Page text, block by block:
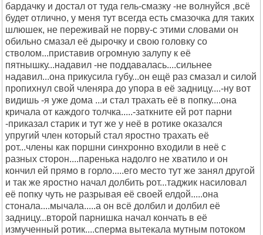
бардачку и достал от туда гель-смазку -не волнуйся ,всё
будет отлично, у меня тут всегда есть смазочка для таких
шлюшек, не переживай не порву-с этими словами он
обильно смазал её дырочку и свою головку со
стволом...приставив огромную залупу к её
пятнышку...надавил -не поддавалась....сильнее
надавил...она прикусила губу...он ещё раз смазал и силой
пропихнул свой членяра до упора в её задницу....-ну вот
видишь -я уже дома ...и стал трахать её в попку....она
кричала от каждого толчка.....-заткните ей рот парни
-приказал старик и тут же у неё в ротике оказался
упругий член который стал яростно трахать её
рот...члены как поршни синхронно входили в неё с
разных сторон....паренька надолго не хватило и он
кончил ей прямо в горло.....его место тут же занял другой
и так же яростно начал долбить рот...таджик насиловал
её попку чуть не разрывая её своей елдой.....она
стонала....мычала.....а он всё долбил и долбил её
задницу...второй парнишка начал кончать в её
измученный ротик....сперма вытекала мутным потоком